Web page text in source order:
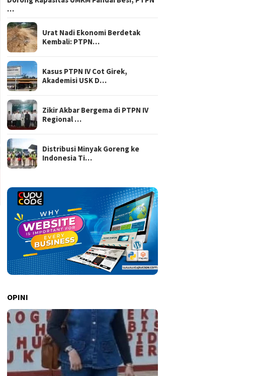
…
Urat Nadi Ekonomi Berdetak
Kembali: PTPN…
Kasus PTPN IV Cot Girek,
Akademisi USK D…
Zikir Akbar Bergema di PTPN IV
Regional …
Distribusi Minyak Goreng ke
Indonesia Ti…
OPINI